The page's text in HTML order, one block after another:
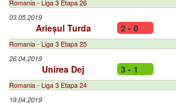
Romania - Liga 3 Etapa 26
03.05.2019
Arieșul Turda 2 - 0
Romania - Liga 3 Etapa 25
26.04.2019
Unirea Dej 3 - 1
Romania - Liga 3 Etapa 24
19.04.2019